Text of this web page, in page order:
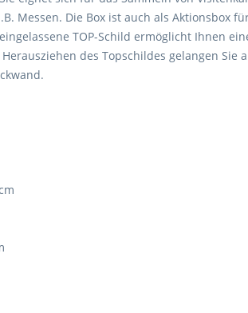
Messen. Die Box ist auch als Aktionsbox
TOP-Schild ermöglicht Ihnen
des Topschildes gelangen Sie